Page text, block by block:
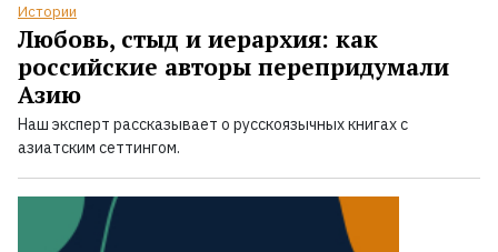
Истории
Любовь, стыд и иерархия: как
российские авторы перепридумали
Азию
Наш эксперт рассказывает о русскоязычных книгах с
азиатским сеттингом.